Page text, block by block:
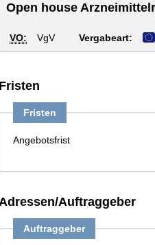
Open house
VO: VgV Vergabeart:
Fristen
Fristen
Angebotsfrist
Auftraggeber
Auftraggeber